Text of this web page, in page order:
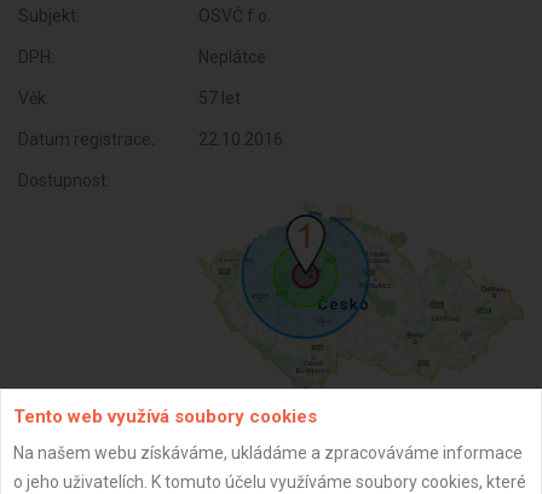
Subjekt: OSVČ f.o.
DPH: Neplátce
Věk: 57 let
Datum registrace: 22.10.2016
Dostupnost:
ZPĚT
Tento web využívá soubory cookies
Na našem webu získáváme, ukládáme a zpracováváme informace
o jeho uživatelích. K tomuto účelu využíváme soubory cookies, které